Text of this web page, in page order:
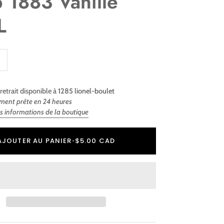
disponible à1285 lionel-boulet
prête en 24 heures
informations de la boutique
AU PANIER•$5.00 CAD